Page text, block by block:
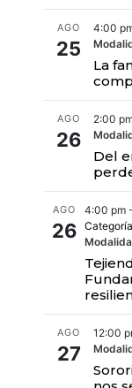
AGO
25
4:00
La
AGO
26
2:00
Del
AGO
26
4:00 pm
AGO
27
12:00